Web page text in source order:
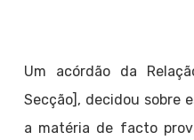
Um acórdão da
Secção], decidou sobre
a matéria de facto